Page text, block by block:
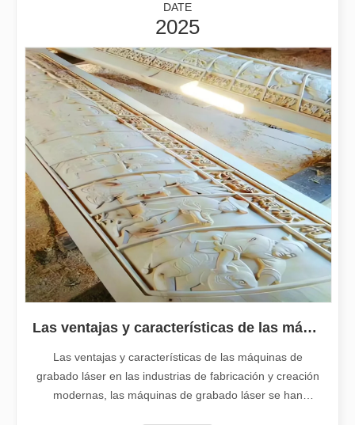
Cómo elegir su compañero de trabajo: máquina de corte por láser
El corte de metal por láser es un método de precisión que se
DATE
2025
Las ventajas y características de las máquinas de grabado láser
Las ventajas y características de las máquinas de
grabado láser en las industrias de fabricación y creación
modernas, las máquinas de grabado láser se han